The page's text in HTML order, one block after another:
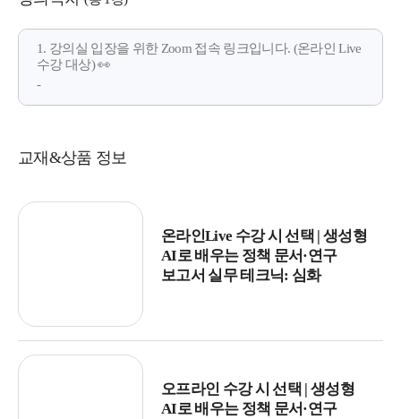
1. 강의실 입장을 위한 Zoom 접속 링크입니다. (온라인 Live
수강 대상) 👀
-
교재&상품 정보
온라인Live 수강 시 선택 | 생성형
AI로 배우는 정책 문서·연구
보고서 실무 테크닉: 심화
오프라인 수강 시 선택 | 생성형
AI로 배우는 정책 문서·연구